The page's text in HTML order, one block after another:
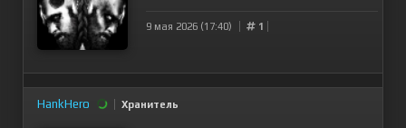
9 мая 2026 (17:40) 1
HankHero Хранитель